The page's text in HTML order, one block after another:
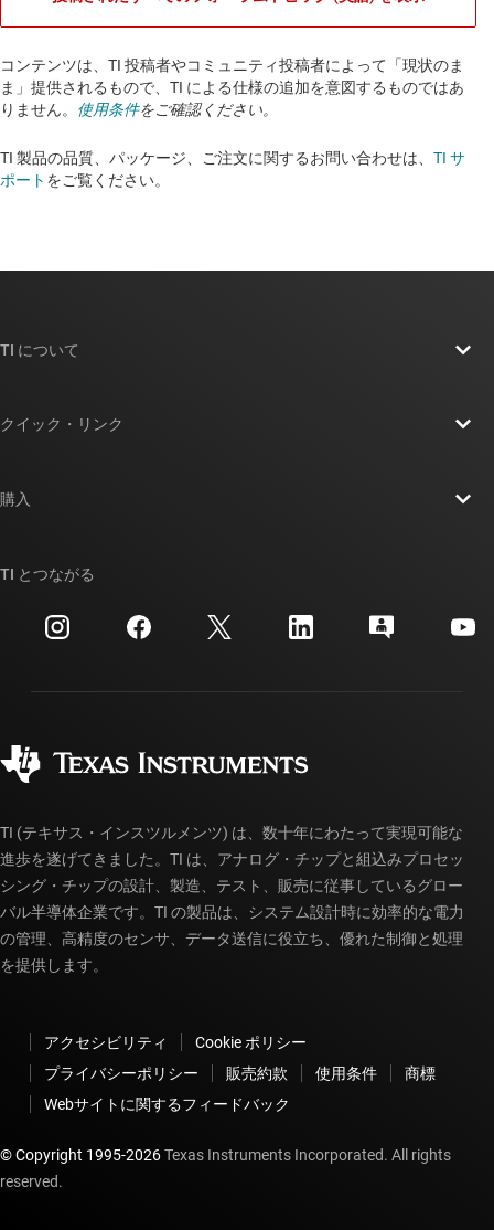
コンテンツは、TI 投稿者やコミュニティ投稿者によって「現状のま
ま」提供されるもので、TI による仕様の追加を意図するものではあ
りません。 使用条件をご確認ください。
TI 製品の品質、パッケージ、ご注文に関するお問い合わせは、 TI サ
ポート をご覧ください。​​​​​​​​​​​​​​
TI について
投資家向け情報
製造
クイック・リンク
クロスリファレンス検索
カスタマー・サポート・センター
myTI アカウントの FAQ
購入
ご注文に関する FAQ
TI とつながる
TI (テキサス・インスツルメンツ) は、数十年にわたって実現可能な
進歩を遂げてきました。TI は、アナログ・チップと組込みプロセッ
シング・チップの設計、製造、テスト、販売に従事しているグロー
バル半導体企業です。TI の製品は、システム設計時に効率的な電力
の管理、高精度のセンサ、データ送信に役立ち、優れた制御と処理
を提供します。
アクセシビリティ
Cookie ポリシー
プライバシーポリシー
販売約款 使用条件
商標
Webサイトに関するフィードバック
© Copyright 1995-2026Texas Instruments Incorporated. All rights
reserved.